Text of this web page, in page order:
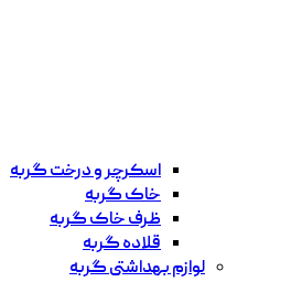
اسکرچر و درخت گربه
خاک گربه
ظرف خاک گربه
قلاده گربه
لوازم بهداشتی گربه